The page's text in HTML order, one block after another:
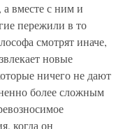
а вместе с ним и
пережили в то
смотрят иначе,
новые
ничего не дают
более сложным
когда он